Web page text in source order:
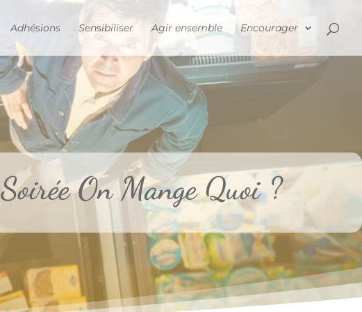
Adhésions Sensibiliser Agir ensemble Encourager
Soirée On Mange Quoi ?